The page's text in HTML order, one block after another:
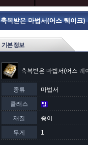
축복받은 마법서(어스 퀘이크)
기본 정보
축복받은 마법서(어스 퀘
종류 마법서
클래스
재질 종이
무게 1